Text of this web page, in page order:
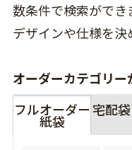
数条件で検索ができ
デザインや仕様を
オーダーカテゴリー
フルオーダー
紙袋
宅配袋